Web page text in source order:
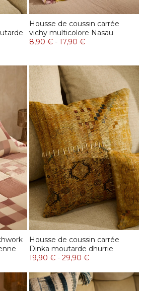
Housse de coussin carrée
vichy multicolore Nasau
8,90 € - 17,90 €
Housse de coussin carrée
Dinka moutarde dhurrie
19,90 € - 29,90 €